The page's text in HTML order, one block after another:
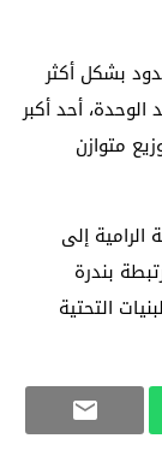
بشكل أكثر
أحد أكبر
متوازن
إلى
بندرة
التحتية